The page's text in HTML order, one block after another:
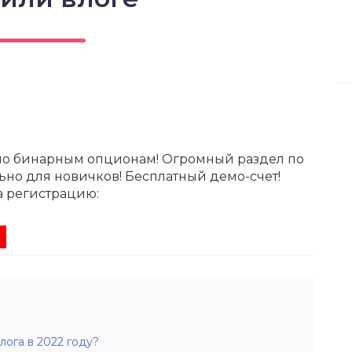
бинарным опционам! Огромный раздел по
для новичков! Бесплатный демо-счет!
регистрацию:
в 2022 году?